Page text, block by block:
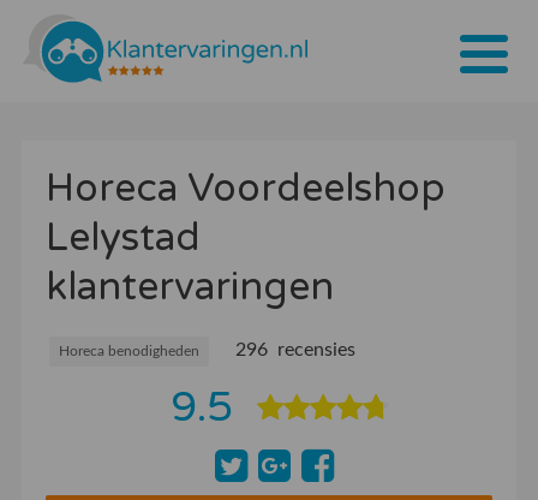
Tarieven
Bedrijven
Over ons
Blogs
Horeca Voordeelshop
Lelystad
klantervaringen
Horeca benodigheden 296 recensies
9.5